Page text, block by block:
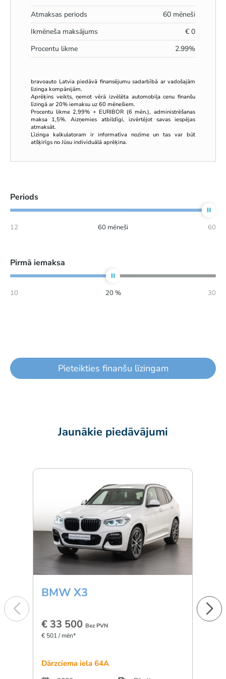
Atmaksas periods
60 mēneši
Ikmēneša maksājums
€ 0
Procentu likme
2.99%
bravoauto Latvia piedāvā finansējumu sadarbībā ar vadošajām
līzinga kompānijām.
Aprēķins veikts, ņemot vērā izvēlēta automobiļa cenu finanšu
līzingā ar 20% iemaksu uz 60 mēnešiem.
Procentu likme 2,99% + EURIBOR (6 mēn.), administrēšanas
maksa 1,5%. Aizņemies atbildīgi, izvērtējot savas iespējas
atmaksāt.
Līzinga kalkulatoram ir informatīva nozīme un tas var būt
atšķirīgs no Jūsu individuālā aprēķina.
Periods
12 60 mēneši 60
Pirmā iemaksa
10 20 % 30
Pieteikties finanšu līzingam
Jaunākie piedāvājumi
BMW X3
€ 33 500 Bez PVN
€ 501 / mēn*
Dārzciema iela 64A
€